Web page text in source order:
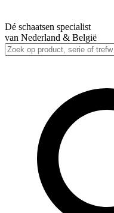
Dé schaatsen specialist
van Nederland & België